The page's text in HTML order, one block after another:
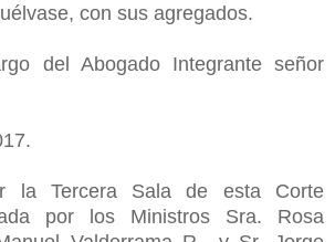
con sus agregados.
del Abogado Integrante señor
la Tercera Sala de esta Corte
por los Ministros Sra. Rosa